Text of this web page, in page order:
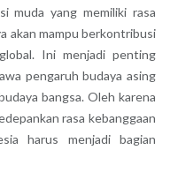
muda yang memiliki rasa
akan mampu berkontribusi
Ini menjadi penting
pengaruh budaya asing
bangsa. Oleh karena
rasa kebanggaan
harus menjadi bagian